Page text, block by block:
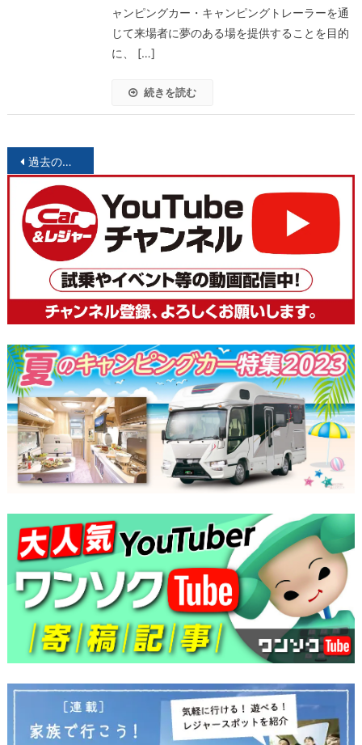
ャンピングカー・キャンピングトレーラーを通
じて来場者に夢のある場を提供することを目的
に、 […]
続きを読む
投
稿
ナ
ビ
ー
シ
ョ
ン
過去の投稿